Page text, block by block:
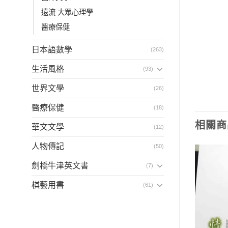
遠流 大眾心理學
醫療保健
日本語數學 (263)
生活風格 (93)
世界文學 (26)
醫療保健 (18)
華文文學 (12)
人物傳記 (50)
劍橋牛津英文書 (7)
棋藝用書 (61)
相關